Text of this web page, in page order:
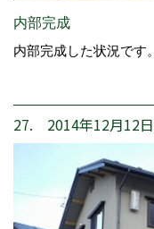
内部完成
内部完成した状況です。
27. 2014年12月12日